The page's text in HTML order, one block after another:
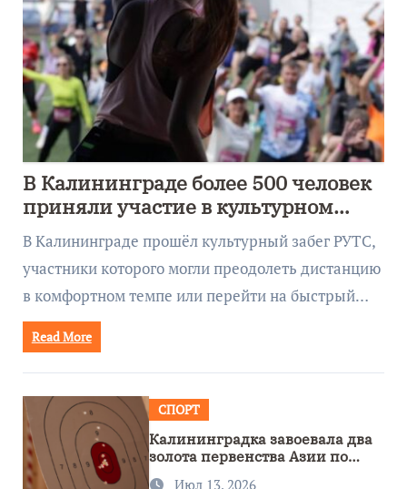
В Калининграде более 500 человек
приняли участие в культурном
забеге
В Калининграде прошёл культурный забег РУТС,
участники которого могли преодолеть дистанцию
в комфортном темпе или перейти на быстрый…
Read More
СПОРТ
Калининградка завоевала два
золота первенства Азии по
метанию ножа
Июл 13, 2026